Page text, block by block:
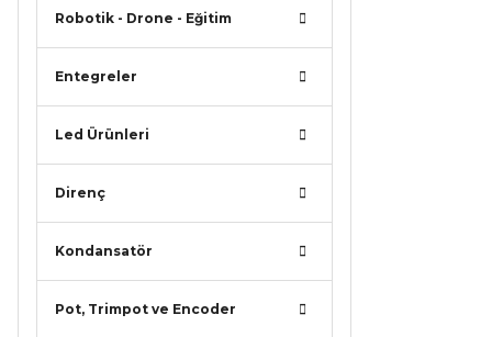
Robotik - Drone - Eğitim
Entegreler
Led Ürünleri
Direnç
Kondansatör
Pot, Trimpot ve Encoder